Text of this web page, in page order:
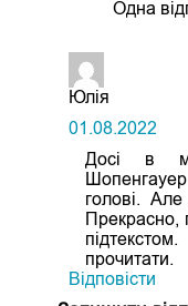
Одна
Юлія
01.08.2022
Досі в
голові.
Прекрасно,
прочитати.
Відповіcти